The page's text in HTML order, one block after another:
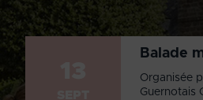
Balade
Organisée
Guernotais